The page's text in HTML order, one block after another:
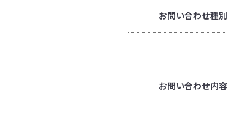
お問い合わせ種別
お問い合わせ内容